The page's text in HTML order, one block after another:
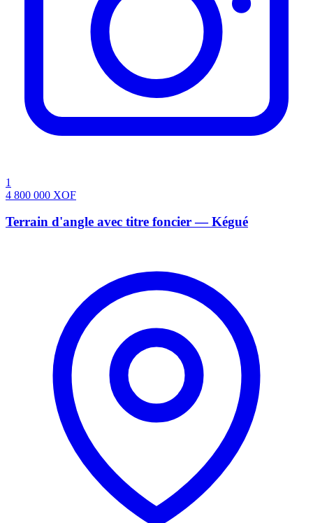
1
4 800 000 XOF
Terrain d'angle avec titre foncier — Kégué